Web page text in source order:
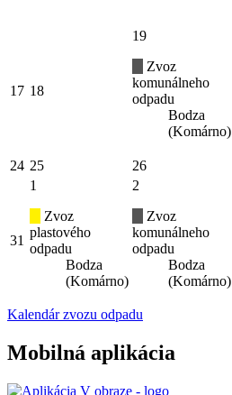
17 18
19
Zvoz
komunálneho
odpadu
Bodza
(Komárno)
24 25 26
31
1
Zvoz
plastového
odpadu
Bodza
(Komárno)
2
Zvoz
komunálneho
odpadu
Bodza
(Komárno)
Kalendár zvozu odpadu
Mobilná aplikácia